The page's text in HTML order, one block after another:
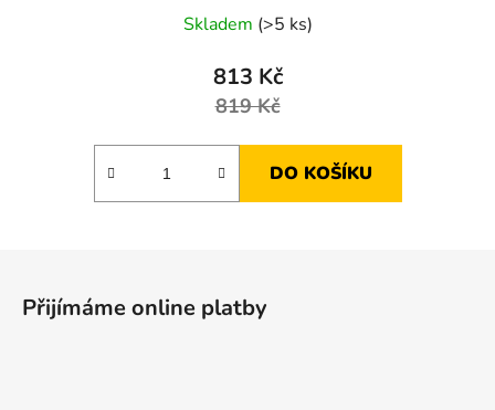
Skladem (>5 ks)
813 Kč
819 Kč
DO KOŠÍKU
Přijímáme online platby